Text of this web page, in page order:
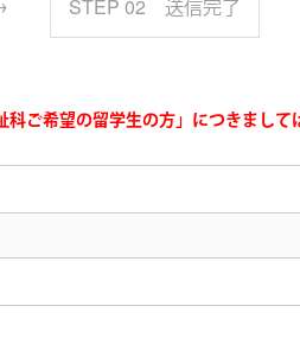
STEP 02 送信完了
ご希望の留学生の方」につきまして